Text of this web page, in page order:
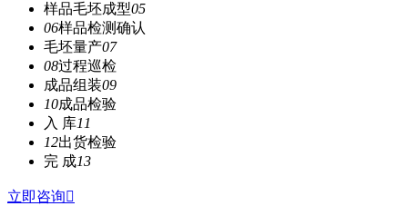
样品毛坯成型05
06样品检测确认
毛坯量产07
08过程巡检
成品组装09
10成品检验
入 库11
12出货检验
完 成13
立即咨询